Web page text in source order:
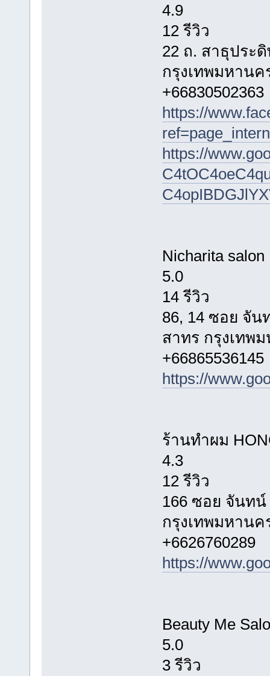
4.9
12 รีวิว
22 ถ. สาธุประ
กรุงเทพมหานค
+66830502363
https://
https://
Nicharita salon
5.0
14 รีวิว
86, 14 ซอย จัน
สาทร กรุงเทพ
+66865536145
https://
ร้านทำผม
4.3
12 รีวิว
166 ซอย จันท
กรุงเทพมหานค
+6626760289
https://
Beauty Me
5.0
3 รีวิว